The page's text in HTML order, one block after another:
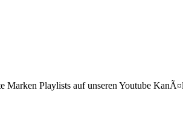
Marken Playlists auf unseren Youtube